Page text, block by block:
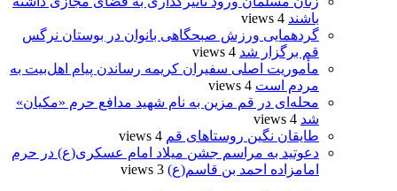
باشند 4 views
گردهمایی ورزش صبحگاهی بانوان در بوستان نرگس
قم برگزار شد 4 views
مأموریت اصلی سفیران کریمه رساندن پیام اهل‌بیت به
مردم است 4 views
محله‌ای در قم مزین به نام شهید مدافع حرم «مکیان»
شد 4 views
طایقان نگین روستاهای قم 4 views
دعوتید به مراسم جشن میلاد امام عسکری(ع) در حرم
امامزاده احمد بن قاسم(ع) 3 views